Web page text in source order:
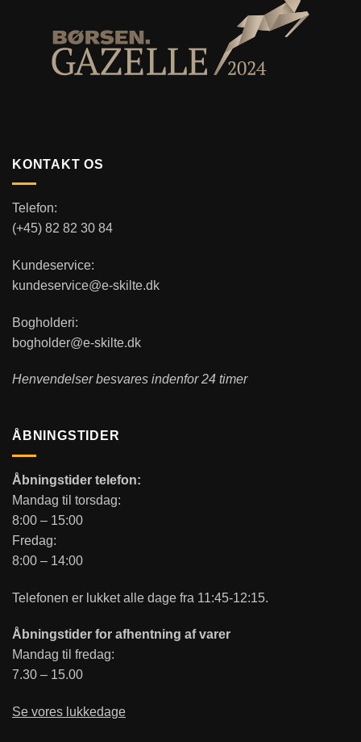
KONTAKT OS
Telefon:
(+45) 82 82 30 84
Kundeservice:
kundeservice@e-skilte.dk
Bogholderi:
bogholder@e-skilte.dk
Henvendelser besvares indenfor 24 timer
ÅBNINGSTIDER
Åbningstider telefon:
Mandag til torsdag:
8:00 – 15:00
Fredag:
8:00 – 14:00
Telefonen er lukket alle dage fra 11:45-12:15.
Åbningstider for afhentning af varer
Mandag til fredag:
7.30 – 15.00
Se vores lukkedage